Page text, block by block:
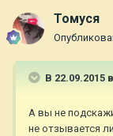
Томуся
В 22.09.2015
А вы не
не отзывается